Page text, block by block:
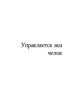
Управляется